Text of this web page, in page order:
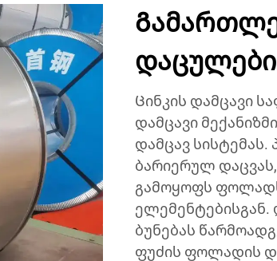
Ცინკის დამცავი
დამცავი
დამცავ სისტემას.
ბარიერულ
გამოყოფს
ელემენტებისგან.
ბუნებას
ფუძის ფოლადის